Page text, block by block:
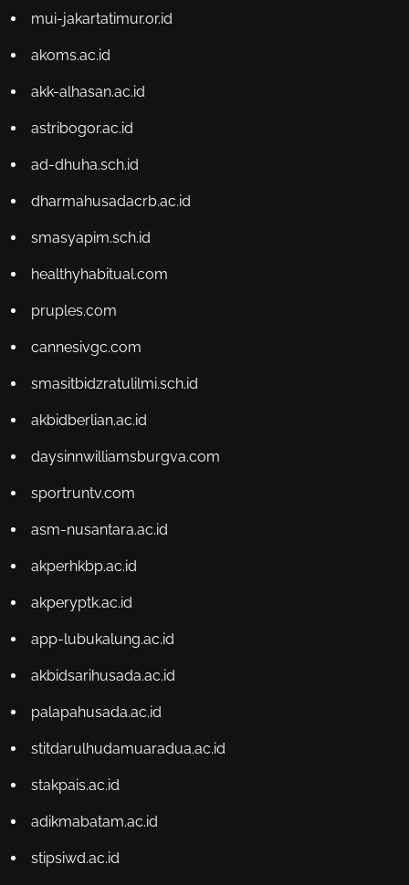
mui-jakartatimur.or.id
akoms.ac.id
akk-alhasan.ac.id
astribogor.ac.id
ad-dhuha.sch.id
dharmahusadacrb.ac.id
smasyapim.sch.id
healthyhabitual.com
pruples.com
cannesivgc.com
smasitbidzratulilmi.sch.id
akbidberlian.ac.id
daysinnwilliamsburgva.com
sportruntv.com
asm-nusantara.ac.id
akperhkbp.ac.id
akperyptk.ac.id
app-lubukalung.ac.id
akbidsarihusada.ac.id
palapahusada.ac.id
stitdarulhudamuaradua.ac.id
stakpais.ac.id
adikmabatam.ac.id
stipsiwd.ac.id